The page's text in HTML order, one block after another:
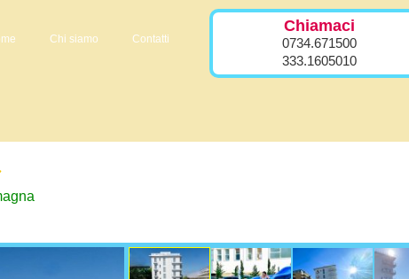
Chi siamo Contatti
Chiamaci
0734.671500
333.1605010